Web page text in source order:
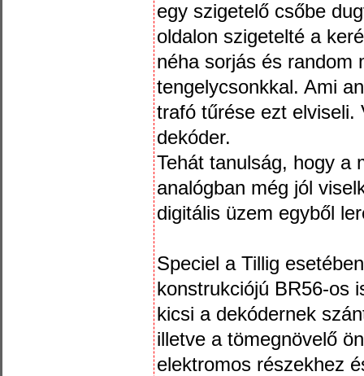
egy szigetelő csőbe
oldalon szigetelté a
néha sorjás és random
tengelycsonkkal. Ami
trafó tűrése ezt elviseli.
dekóder.
Tehát tanulság, hogy a
analógban még jól
digitális üzem egyből
Speciel a Tillig
konstrukciójú BR56-os
kicsi a dekódernek
illetve a tömegnövelő
elektromos részekhez